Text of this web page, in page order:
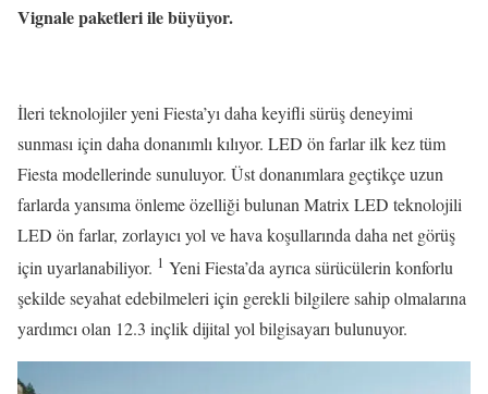
Vignale paketleri ile büyüyor.
İleri teknolojiler yeni Fiesta’yı daha keyifli sürüş deneyimi
sunması için daha donanımlı kılıyor. LED ön farlar ilk kez tüm
Fiesta modellerinde sunuluyor. Üst donanımlara geçtikçe uzun
farlarda yansıma önleme özelliği bulunan Matrix LED teknolojili
LED ön farlar, zorlayıcı yol ve hava koşullarında daha net görüş
için uyarlanabiliyor. 1 Yeni Fiesta’da ayrıca sürücülerin konforlu
şekilde seyahat edebilmeleri için gerekli bilgilere sahip olmalarına
yardımcı olan 12.3 inçlik dijital yol bilgisayarı bulunuyor.